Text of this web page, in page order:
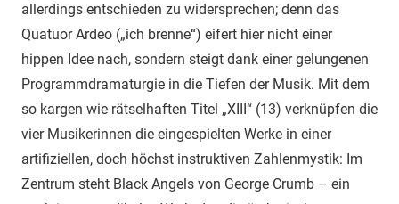
allerdings entschieden zu widersprechen; denn das
Quatuor Ardeo („ich brenne“) eifert hier nicht einer
hippen Idee nach, sondern steigt dank einer gelungenen
Programmdramaturgie in die Tiefen der Musik. Mit dem
so kargen wie rätselhaften Titel „XIII“ (13) verknüpfen die
vier Musikerinnen die eingespielten Werke in einer
artifiziellen, doch höchst instruktiven Zahlenmystik: Im
Zentrum steht Black Angels von George Crumb – ein